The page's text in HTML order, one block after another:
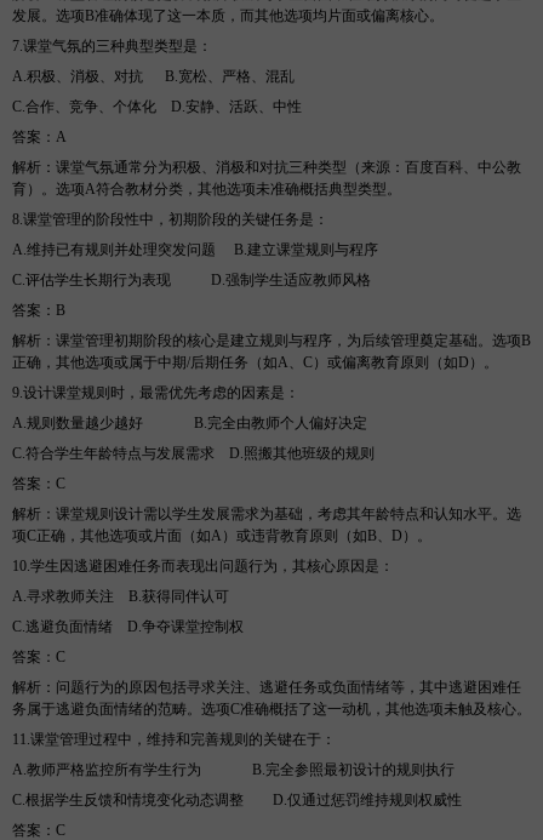
发展。选项 B准确体现了这一本质，而其他选项均片面或偏离核心。
7.课堂气氛的三种典型类型是 ：
A.积极、消极、对抗
B.宽松、严格、混乱
C.合作、竞争、个体化
D.安静、活跃、中性
答案 ： A
解析 ：课堂气氛通常分为积极、消极和对抗三种类型（来源：百度百科、中公教
育）。选项A符合教材分类，其他选项未准确概括典型类型。
8.课堂管理的阶段性中，初期阶段的关键任务是 ：
A.维持已有规则并处理突发问题
B.建立课堂规则与程序
C.评估学生长期行为表现
D.强制学生适应教师风格
答案 ： B
解析 ：课堂管理初期阶段的核心是建立规则与程序，为后续管理奠定基础。选项 B
正确，其他选项或属于中期/后期任务（如A、C）或偏离教育原则（如D）。
9.设计课堂规则时，最需优先考虑的因素是 ：
A.规则数量越少越好
B.完全由教师个人偏好决定
C.符合学生年龄特点与发展需求
D.照搬其他班级的规则
答案 ： C
解析 ：课堂规则设计需以学生发展需求为基础，考虑其年龄特点和认知水平。选
项C正确，其他选项或片面（如A）或违背教育原则（如B、D）。
10.学生因逃避困难任务而表现出问题行为，其核心原因是 ：
A.寻求教师关注
B.获得同伴认可
C.逃避负面情绪
D.争夺课堂控制权
答案 ： C
解析 ：问题行为的原因包括寻求关注、逃避任务或负面情绪等，其中逃避困难任
务属于逃避负面情绪的范畴。选项C准确概括了这一动机，其他选项未触及核心。
11.课堂管理过程中，维持和完善规则的关键在于 ：
A.教师严格监控所有学生行为
B.完全参照最初设计的规则执行
C.根据学生反馈和情境变化动态调整
D.仅通过惩罚维持规则权威性
答案 ： C